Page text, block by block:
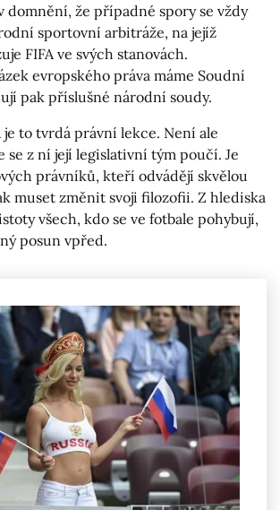
domnění, že případné spory se vždy
sportovní arbitráže, na jejíž
FIFA ve svých stanovách.
evropského práva máme Soudní
pak příslušné národní soudy.
je to tvrdá právní lekce. Není ale
se z ní její legislativní tým poučí. Je
právníků, kteří odvádějí skvělou
muset změnit svoji filozofii. Z hlediska
všech, kdo se ve fotbale pohybují,
posun vpřed.